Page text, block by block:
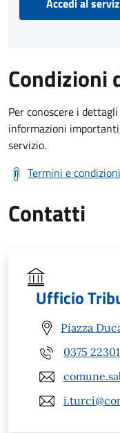
Condizioni
Per conoscere i
informazioni
servizio.
Termini e
Contatti
Ufficio
Piazza
0375